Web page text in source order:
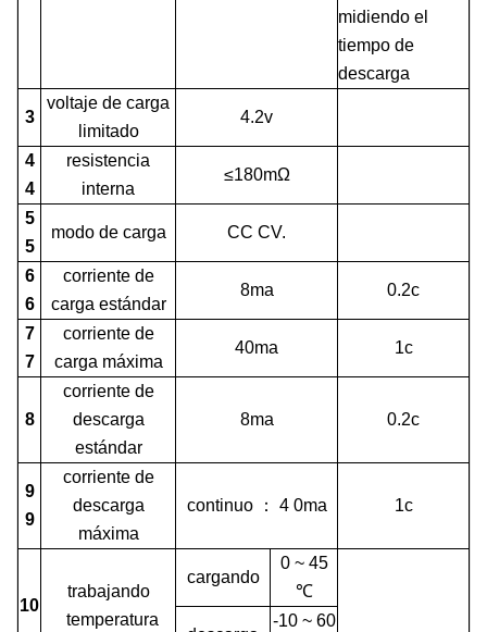
midiendo el
tiempo de
descarga
3
voltaje de carga
limitado
4.2v
4
4
resistencia
interna
≤180mΩ
5
5
modo de carga CC CV.
6
6
corriente de
carga estándar
8ma 0.2c
7
7
corriente de
carga máxima
40ma 1c
8
corriente de
descarga
estándar
8ma 0.2c
9
9
corriente de
descarga
máxima
continuo： 40ma 1c
10
trabajando
temperatura
cargando
0 ~ 45
℃
-10 ~ 60